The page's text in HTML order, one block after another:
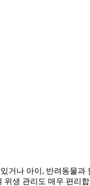
거나 아이, 반려동물
생 관리도 매우 편리